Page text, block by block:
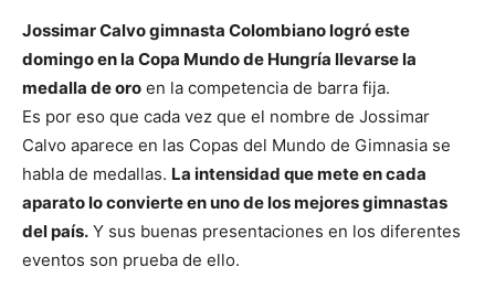
Jossimar Calvo gimnasta Colombiano logró este
domingo en la Copa Mundo de Hungría llevarse la
medalla de oro en la competencia de barra fija.
Es por eso que cada vez que el nombre de Jossimar
Calvo aparece en las Copas del Mundo de Gimnasia se
habla de medallas. La intensidad que mete en cada
aparato lo convierte en uno de los mejores gimnastas
del país. Y sus buenas presentaciones en los diferentes
eventos son prueba de ello.